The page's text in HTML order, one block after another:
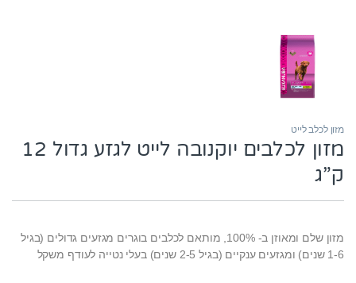
מזון לכלב לייט
מזון לכלבים יוקנובה לייט לגזע גדול 12
ק”ג
מזון שלם ומאוזן ב- 100%, מותאם לכלבים בוגרים מגזעים גדולים (בגיל
1-6 שנים) ומגזעים ענקיים (בגיל 2-5 שנים) בעלי נטייה לעודף משקל